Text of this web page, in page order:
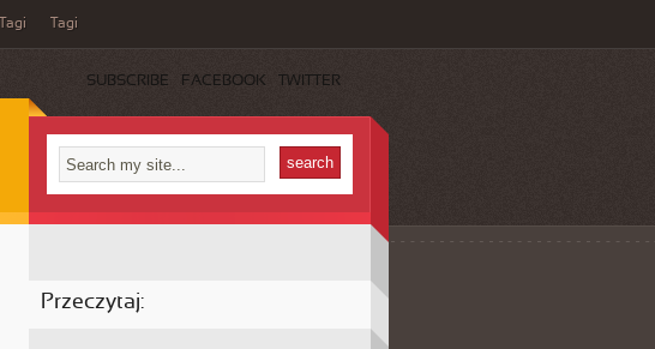
Tagi Tagi
SUBSCRIBE FACEBOOK TWITTER
Przeczytaj: